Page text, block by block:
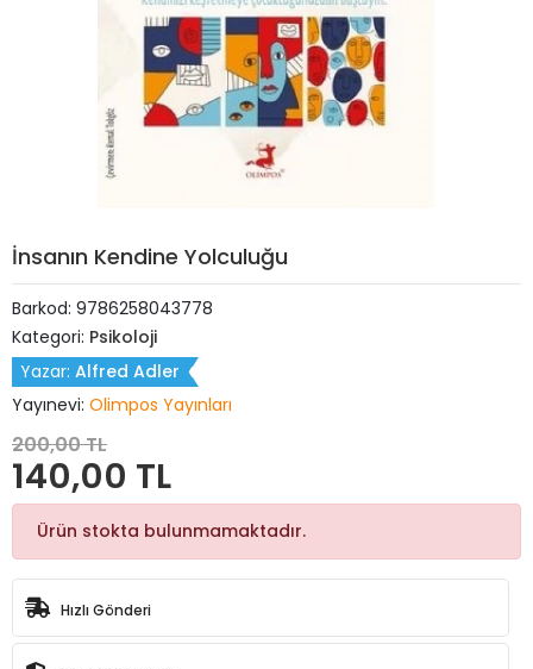
İnsanın Kendine Yolculuğu
Barkod: 9786258043778
Kategori: Psikoloji
Yazar: Alfred Adler
Yayınevi: Olimpos Yayınları
200,00 TL
140,00 TL
Ürün stokta bulunmamaktadır.
Hızlı Gönderi